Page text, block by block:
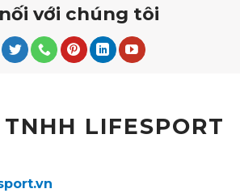
với chúng tôi
LIFESPORT